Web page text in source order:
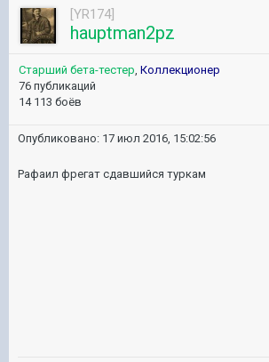
[YR174]
hauptman2pz
Старший бета-тестер, Коллекционер
76 публикаций
14 113 боёв
Опубликовано: 17 июл 2016, 15:02:56
Рафаил фрегат сдавшийся туркам